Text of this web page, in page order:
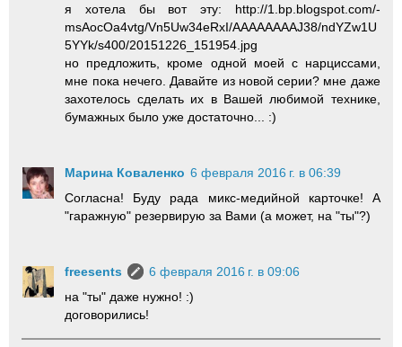
я хотела бы вот эту: http://1.bp.blogspot.com/-
msAocOa4vtg/Vn5Uw34eRxI/AAAAAAAAJ38/ndYZw1U
5YYk/s400/20151226_151954.jpg
но предложить, кроме одной моей с нарциссами,
мне пока нечего. Давайте из новой серии? мне даже
захотелось сделать их в Вашей любимой технике,
бумажных было уже достаточно... :)
Марина Коваленко 6 февраля 2016 г. в 06:39
Согласна! Буду рада микс-медийной карточке! А
"гаражную" резервирую за Вами (а может, на "ты"?)
freesents
6 февраля 2016 г. в 09:06
на "ты" даже нужно! :)
договорились!